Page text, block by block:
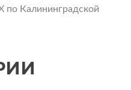
Калининградской